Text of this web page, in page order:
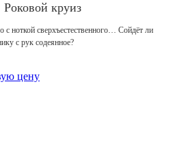
круиз
с ноткой сверхъестественного… Сойдёт ли
с рук содеянное?
цену